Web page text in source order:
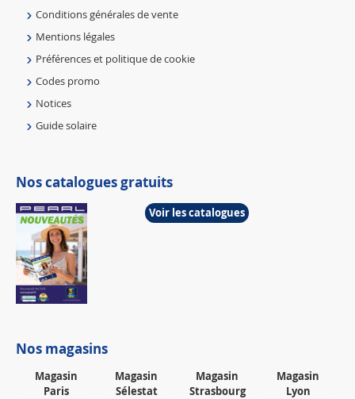
Conditions générales de vente
Mentions légales
Préférences et politique de cookie
Codes promo
Notices
Guide solaire
Nos catalogues gratuits
Voir les catalogues
Nos magasins
Magasin
Paris
Magasin
Sélestat
Magasin
Strasbourg
Magasin
Lyon